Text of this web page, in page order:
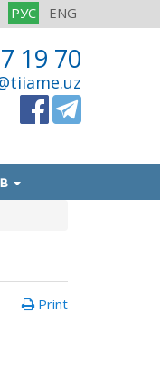
РУС ENG
19 70
Print